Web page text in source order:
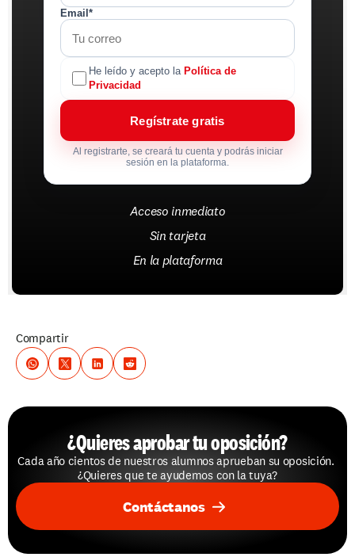
Email*
He leído y acepto la Política de
Privacidad
Regístrate gratis
Al registrarte, se creará tu cuenta y podrás iniciar
sesión en la plataforma.
Acceso inmediato
Sin tarjeta
En la plataforma
Compartir
¿Quieres aprobar tu oposición?
Cada año cientos de nuestros alumnos aprueban su oposición.
¿Quieres que te ayudemos con la tuya?
Contáctanos